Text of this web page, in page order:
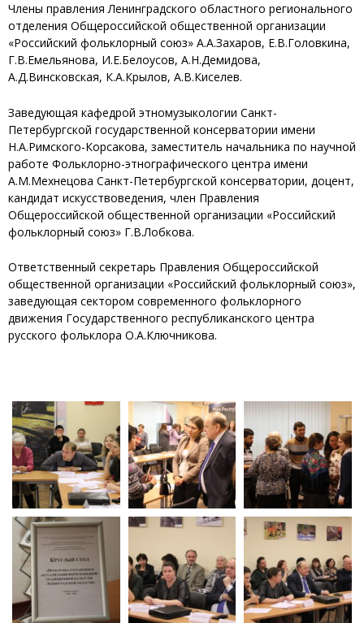
Члены правления Ленинградского областного регионального
отделения Общероссийской общественной организации
«Российский фольклорный союз» А.А.Захаров, Е.В.Головкина,
Г.В.Емельянова, И.Е.Белоусов, А.Н.Демидова,
А.Д.Винсковская, К.А.Крылов, А.В.Киселев.
Заведующая кафедрой этномузыкологии Санкт-
Петербургской государственной консерватории имени
Н.А.Римского-Корсакова, заместитель начальника по научной
работе Фольклорно-этнографического центра имени
А.М.Мехнецова Санкт-Петербургской консерватории, доцент,
кандидат искусствоведения, член Правления
Общероссийской общественной организации «Российский
фольклорный союз» Г.В.Лобкова.
Ответственный секретарь Правления Общероссийской
общественной организации «Российский фольклорный союз»,
заведующая сектором современного фольклорного
движения Государственного республиканского центра
русского фольклора О.А.Ключникова.